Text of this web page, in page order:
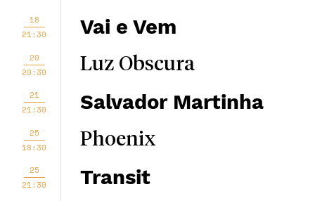
18
21:30
Vai e Vem
20
20:30
Luz Obscura
21
21:30
Salvador Martinha
25
18:30
Phoenix
25
21:30
Transit